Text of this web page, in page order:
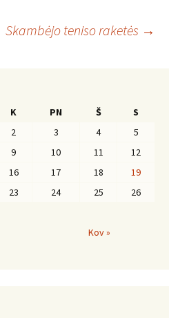
Skambėjo teniso raketės →
K PN Š
S
2 3 4
5
9 10 11
12
16 17 18
19
23 24 25
26
Kov »